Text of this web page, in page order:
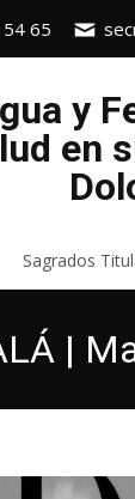
65
y
en
Sagrados
|